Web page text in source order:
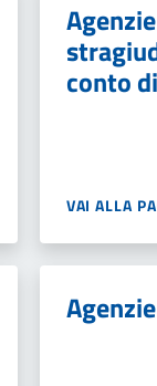
conto
VAI ALLA